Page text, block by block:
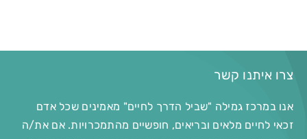
צרו איתנו קשר
אנו במרכז גמילה "שביל הדרך לחיים" מאמינים שכל אדם
זכאי לחיים מלאים ובריאים, חופשיים מהתמכרויות. אם את/ה